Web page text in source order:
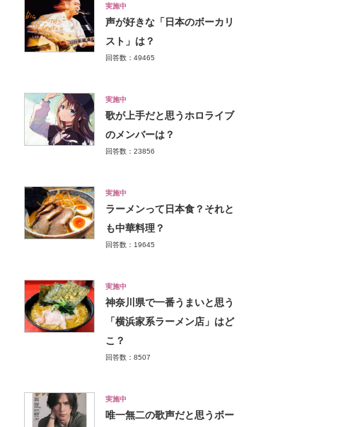
実施中
声が好きな「日本のボーカリ
スト」は？
回答数：49465
実施中
歌が上手だと思うホロライブ
のメンバーは？
回答数：23856
実施中
ラーメンって日本食？それと
も中華料理？
回答数：19645
実施中
神奈川県で一番うまいと思う
「横浜家系ラーメン店」はど
こ？
回答数：8507
実施中
唯一無二の歌声だと思うボー